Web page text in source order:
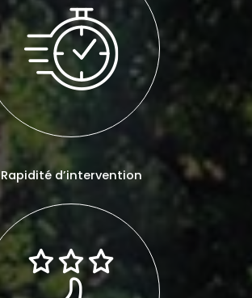
Rapidité d’intervention